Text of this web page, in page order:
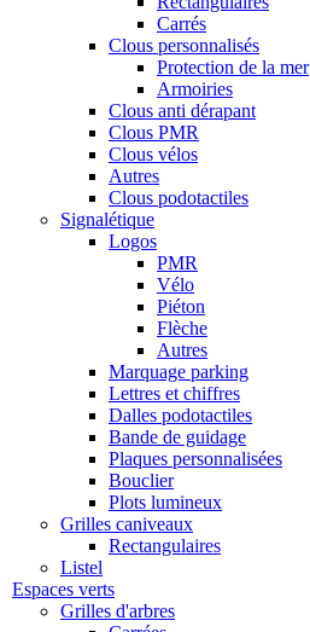
Carrés
Clous personnalisés
Protection de la mer
Armoiries
Clous anti dérapant
Clous PMR
Clous vélos
Autres
Clous podotactiles
Signalétique
Logos
PMR
Vélo
Piéton
Flèche
Autres
Marquage parking
Lettres et chiffres
Dalles podotactiles
Bande de guidage
Plaques personnalisées
Bouclier
Plots lumineux
Grilles caniveaux
Rectangulaires
Listel
Espaces verts
Grilles d'arbres